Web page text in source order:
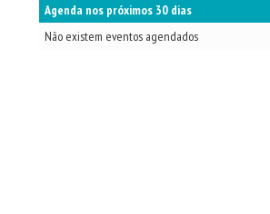
Agenda nos próximos 30 dias
Não existem eventos agendados